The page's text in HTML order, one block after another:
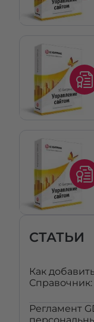
СТАТЬИ
Как
Регламент